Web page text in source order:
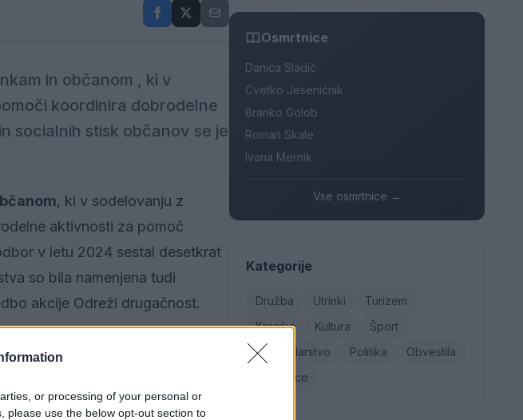
or processing of your personal or
please use the below opt-out section to
in občanom , ki v
koordinira dobrodelne
socialnih stisk občanov se je
, ki v sodelovanju z
aktivnosti za pomoč
v letu 2024 sestal desetkrat
so bila namenjena tudi
akcije Odreži drugačnost.
toplote iz daljinskega
. Tako sta pomoč za plačilo
Osmrtnice
Danica Sladič
Cvetko Jeseničnik
Branko Golob
Roman Skale
Ivana Mernik
Vse osmrtnice →
Kategorije
Družba Utrinki
Turizem
Kronika
Kultura
Šport
Gospodarstvo
Politika
Obvestila
Osmrtnice